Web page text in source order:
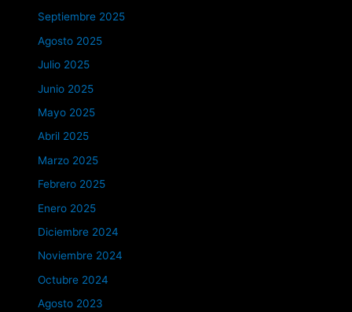
Septiembre 2025
Agosto 2025
Julio 2025
Junio 2025
Mayo 2025
Abril 2025
Marzo 2025
Febrero 2025
Enero 2025
Diciembre 2024
Noviembre 2024
Octubre 2024
Agosto 2023